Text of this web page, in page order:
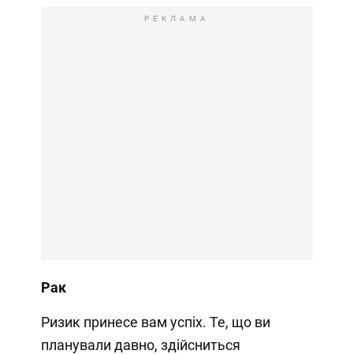
РЕКЛАМА
Рак
Ризик принесе вам успіх. Те, що ви
планували давно, здійсниться